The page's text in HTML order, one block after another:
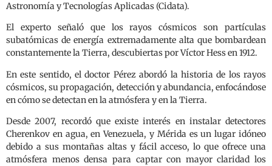
Astronomía y Tecnologías Aplicadas (Cidata).
El experto señaló que los rayos cósmicos son partículas
subatómicas de energía extremadamente alta que bombardean
constantemente la Tierra, descubiertas por Víctor Hess en 1912.
En este sentido, el doctor Pérez abordó la historia de los rayos
cósmicos, su propagación, detección y abundancia, enfocándose
en cómo se detectan en la atmósfera y en la Tierra.
Desde 2007, recordó que existe interés en instalar detectores
Cherenkov en agua, en Venezuela, y Mérida es un lugar idóneo
debido a sus montañas altas y fácil acceso, lo que ofrece una
atmósfera menos densa para captar con mayor claridad los